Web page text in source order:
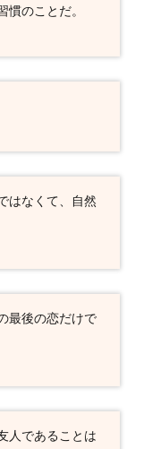
のことだ。
はなくて、自然
最後の恋だけで
人であることは